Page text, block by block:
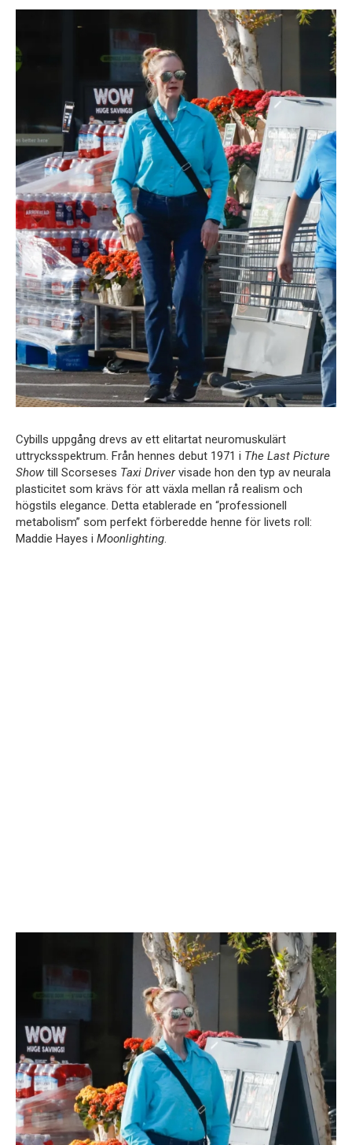
Cybills uppgång drevs av ett elitartat neuromuskulärt
uttrycksspektrum. Från hennes debut 1971 i The Last Picture
Show till Scorseses Taxi Drivervisade hon den typ av neurala
plasticitet som krävs för att växla mellan rå realism och
högstils elegance. Detta etablerade en “professionell
metabolism” som perfekt förberedde henne för livets roll:
Maddie Hayes i Moonlighting.